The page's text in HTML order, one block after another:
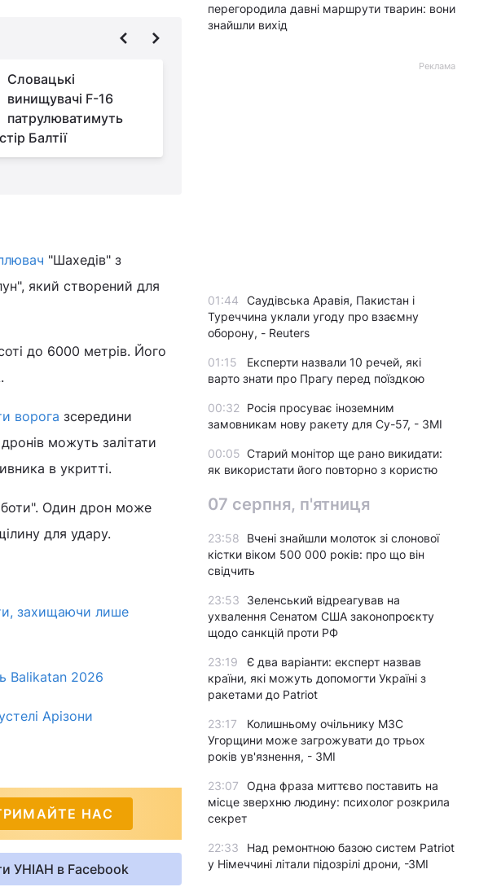
Словацькі
винищувачі F-16
патрулюватимуть
Балтії
"Шахедів" з
який створений для
до 6000 метрів. Його
ворога зсередини
можуть залітати
в укритті.
Один дрон може
для удару.
захищаючи лише
Balikatan 2026
Арізони
НАС
УНІАН в Facebook
перегородила давні маршрути тварин: вони
знайшли вихід
Реклама
01:44
Саудівська Аравія, Пакистан і
Туреччина уклали угоду про взаємну
оборону, - Reuters
01:15
Експерти назвали 10 речей, які
варто знати про Прагу перед поїздкою
00:32
Росія просуває іноземним
замовникам нову ракету для Су-57, - ЗМІ
00:05 Старий монітор ще рано викидати:
як використати його повторно з користю
07 серпня, п'ятниця
23:58
Вчені знайшли молоток зі слонової
кістки віком 500 000 років: про що він
свідчить
23:53
Зеленський відреагував на
ухвалення Сенатом США законопроєкту
щодо санкцій проти РФ
23:19
Є два варіанти: експерт назвав
країни, які можуть допомогти Україні з
ракетами до Patriot
23:17
Колишньому очільнику МЗС
Угорщини може загрожувати до трьох
років ув'язнення, - ЗМІ
23:07
Одна фраза миттєво поставить на
місце зверхню людину: психолог розкрила
секрет
22:33
Над ремонтною базою систем Patriot
у Німеччині літали підозрілі дрони, -ЗМІ